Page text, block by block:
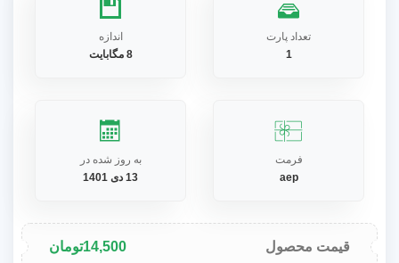
تعداد پارت
1
اندازه
8 مگابایت
فرمت
aep
به روز شده در
13 دی 1401
قیمت محصول 14,500تومان